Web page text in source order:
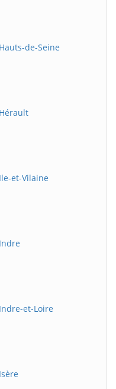
de-Seine
et-Vilaine
et-Loire